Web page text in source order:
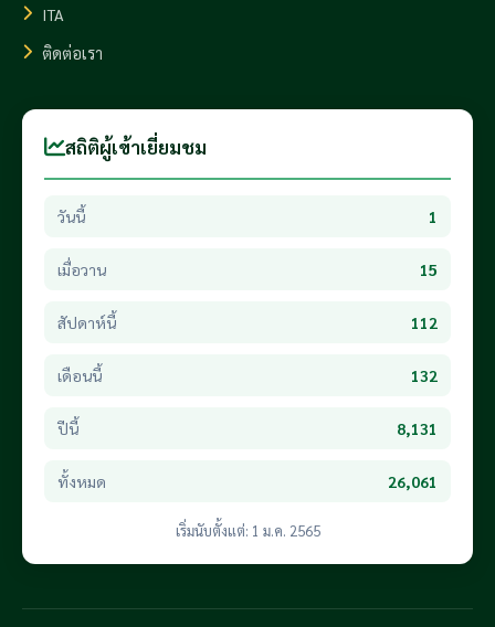
ITA
ติดต่อเรา
สถิติผู้เข้าเยี่ยมชม
วันนี้ 1
เมื่อวาน 15
สัปดาห์นี้ 112
เดือนนี้ 132
ปีนี้ 8,131
ทั้งหมด 26,061
เริ่มนับตั้งแต่: 1 ม.ค. 2565